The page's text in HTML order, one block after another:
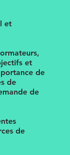
et
et
de
de
de
de